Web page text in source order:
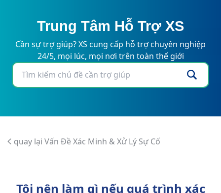
Trung Tâm Hỗ Trợ XS
Cần sự trợ giúp? XS cung cấp hỗ trợ chuyên nghiệp
24/5, mọi lúc, mọi nơi trên toàn thế giới
quay lại Vấn Đề Xác Minh & Xử Lý Sự Cố
Tôi nên làm gì nếu quá trình xác